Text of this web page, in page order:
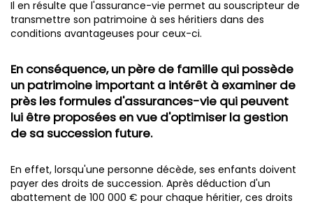
Il en résulte que l'assurance-vie permet au souscripteur de
transmettre son patrimoine à ses héritiers dans des
conditions avantageuses pour ceux-ci.
En conséquence, un père de famille qui possède
un patrimoine important a intérêt à examiner de
près les formules d'assurances-vie qui peuvent
lui être proposées en vue d'optimiser la gestion
de sa succession future.
En effet, lorsqu'une personne décède, ses enfants doivent
payer des droits de succession. Après déduction d'un
abattement de 100 000 € pour chaque héritier, ces droits